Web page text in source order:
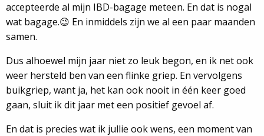
accepteerde al mijn IBD-bagage meteen. En dat is nogal
wat bagage.😉 En inmiddels zijn we al een paar maanden
samen.
Dus alhoewel mijn jaar niet zo leuk begon, en ik net ook
weer hersteld ben van een flinke griep. En vervolgens
buikgriep, want ja, het kan ook nooit in één keer goed
gaan, sluit ik dit jaar met een positief gevoel af.
En dat is precies wat ik jullie ook wens, een moment van